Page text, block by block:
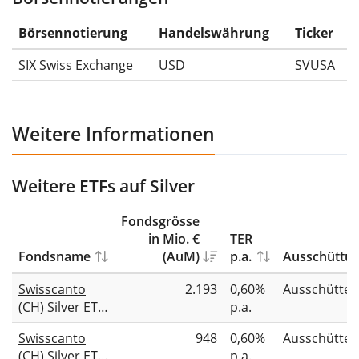
Die Wertentwicklungsangaben für ETFs beinhalten
Ausschüttungen (falls vorhanden).
Börsennotierung Handelswährung
Ticker
SIX Swiss Exchange
USD SVUSA
Weitere Informationen
Weitere ETFs auf Silver
Fondsname
Fondsgrösse
in Mio. €
(AuM)
TER
p.a.
Swisscanto
(CH) Silver ETF
EA CHF
2.193
0,60%
p.a.
Swisscanto
948
0,60%